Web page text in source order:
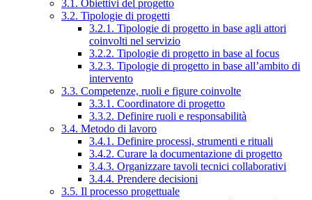
3.1. Obiettivi del progetto
3.2. Tipologie di progetti
3.2.1. Tipologie di progetto in base agli attori
coinvolti nel servizio
3.2.2. Tipologie di progetto in base al focus
3.2.3. Tipologie di progetto in base all’ambito di
intervento
3.3. Competenze, ruoli e figure coinvolte
3.3.1. Coordinatore di progetto
3.3.2. Definire ruoli e responsabilità
3.4. Metodo di lavoro
3.4.1. Definire processi, strumenti e rituali
3.4.2. Curare la documentazione di progetto
3.4.3. Organizzare tavoli tecnici collaborativi
3.4.4. Prendere decisioni
3.5. Il processo progettuale